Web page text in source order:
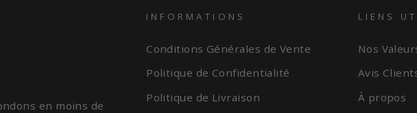
en moins de
INFORMATIONS
Conditions Générales de Vente
Politique de Confidentialité
Politique de Livraison
LIENS
Nos
Avis
À propos